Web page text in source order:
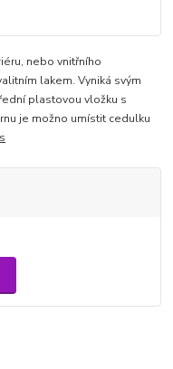
nebo vnitřního
lakem. Vyniká svým
plastovou vložku s
je možno umístit cedulku